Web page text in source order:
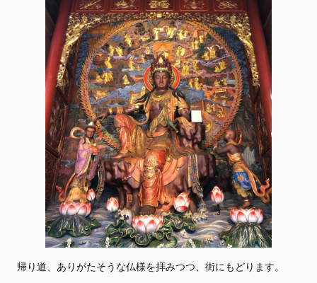
帰り道、ありがたそうな仏様を拝みつつ、街にもどります。